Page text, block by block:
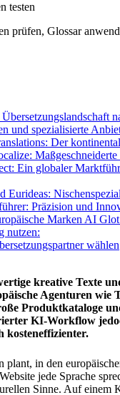
testen
prüfen, Glossar
und spezialisierte
Der
Ein globaler
Eurideas:
Präzision und
Marken AI
nutzen:
wählen
kreative Texte
Agenturen wie
Produktkataloge
KI-Workflow
kosteneffizienter.
plant, in den
jede Sprache
Sinne. Auf einem